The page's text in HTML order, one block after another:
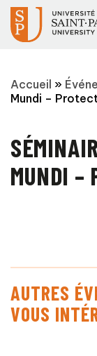
Accueil »
Mundi –
MUNDI –
AUTRES
VOUS